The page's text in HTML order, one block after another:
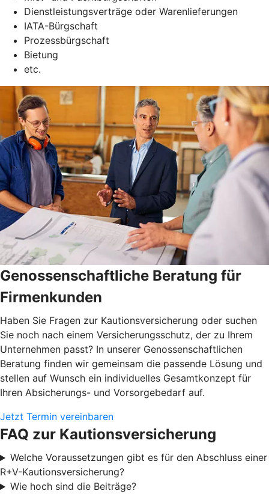
Dienstleistungsverträge oder Warenlieferungen
IATA-Bürgschaft
Prozessbürgschaft
Bietung
etc.
Genossenschaftliche Beratung für
Firmenkunden
Haben Sie Fragen zur Kautionsversicherung oder suchen
Sie noch nach einem Versicherungsschutz, der zu Ihrem
Unternehmen passt? In unserer Genossenschaftlichen
Beratung finden wir gemeinsam die passende Lösung und
stellen auf Wunsch ein individuelles Gesamtkonzept für
Ihren Absicherungs- und Vorsorgebedarf auf.
Jetzt Termin vereinbaren
FAQ zur Kautionsversicherung
Welche Voraussetzungen gibt es für den Abschluss einer
R+V-Kautionsversicherung?
Wie hoch sind die Beiträge?